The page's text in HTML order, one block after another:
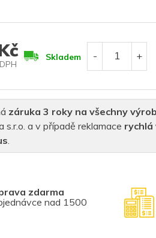
zdarma
nad 1500
záruka 3 roky na všechny
s.r.o. a v případě reklamace rychlá
.
Skladem